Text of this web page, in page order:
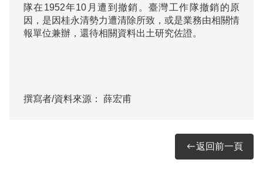
隊在1952年10月遭到撤銷。臺灣工作隊撤銷的原
因，是因桂永清勢力遭清除所致，或是業務由相關情
報單位兼辦，還待相關資料出土研究佐證。
撰寫者/資料來源： 薛宏甫
返回前一頁